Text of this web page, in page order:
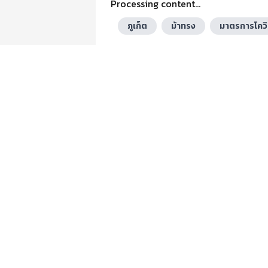
Processing content...
ภูเก็ต ม้าทรง มาตรการโค